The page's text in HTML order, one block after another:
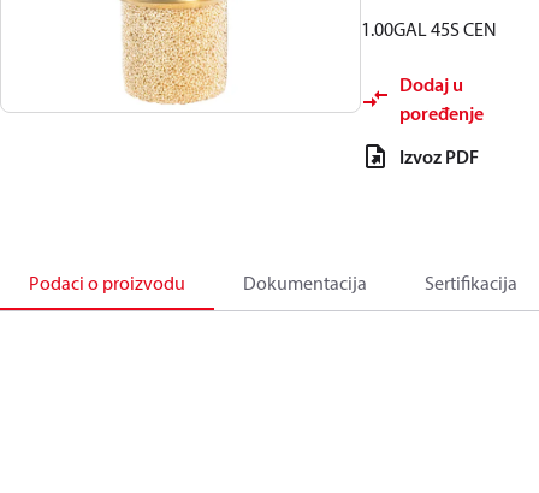
1.00GAL 45S CEN
Dodaj u
poređenje
Izvoz PDF
Podaci o proizvodu Dokumentacija Sertifikacija